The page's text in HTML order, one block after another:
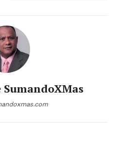
SumandoXMas